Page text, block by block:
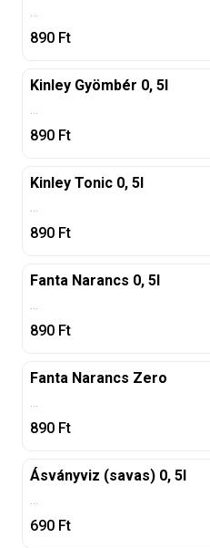
...
890 Ft
Kinley Gyömbér 0, 5l
...
890 Ft
Kinley Tonic 0, 5l
...
890 Ft
Fanta Narancs 0, 5l
...
890 Ft
Fanta Narancs Zero
...
890 Ft
Ásványviz (savas) 0, 5l
...
690 Ft